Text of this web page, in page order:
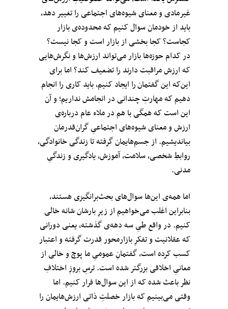
غیرمادی و معنای شیوه‌های اجتماعی را تغییر دهد،
باید از خودمان سوال کنیم که محدوده‌ی بازار
کجاست؟ کجا بخشی از بازار است و کجا نیست؟
در کدام حوزه‌ها بازار می‌تواند ارزش‌ها و نگرش‌هایی
که ارزش مراقبت دارند را تضعیف کند؟ اما برای
این‌که این گفتمان را ایجاد کنیم، باید کاری را انجام
دهیم که مهارتِ چندانی در انجامش نداریم؛ و آن
این است که همگی با هم در ملاء عام درباره‌ی
ارزش و معنای شیوه‌‌های اجتماعی‌ِ گران‌قدرمان
بیاندیشیم. از جسم‌هایمان گرفته تا زندگی خانوادگی،
روابطِ شخصی، سلامت، آموزش، یادگیری و زندگیِ
مدنی.
اما همه‌ی این‌ها سوال‌های بحث‌برانگیزی هستند،
بنابراین اغلب می‌خواهیم از زیرِ بارشان شانه خالی
کنیم. در واقع طیِ سه دهه‌ی گذشته، یعنی دورانی
که عقلانیت و تفکرِ بازارمحور قدرت گرفته و اعتبار
کسب کرده است، گفتمانِ عمومی‌ِ ما پوچ و خالی از
معانیِ اخلاقی بزرگتر شده است. ترسِ بروزِ اختلافِ
نظر باعث شده که از این سوال‌ها فرار کنیم. اما
وقتی می‌بینیم که بازار خصلتِ ذاتی ارزش‌هایمان را